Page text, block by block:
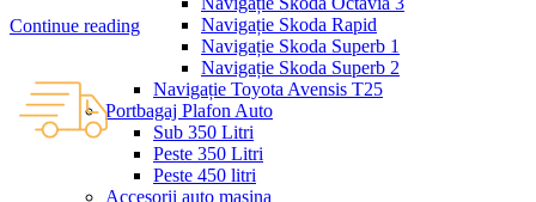
Navigație Skoda Rapid
Navigație Skoda Superb 1
Navigație Skoda Superb 2
Navigație Toyota Avensis T25
Portbagaj Plafon Auto
Sub 350 Litri
Peste 350 Litri
Peste 450 litri
Accesorii auto masina
Continue reading